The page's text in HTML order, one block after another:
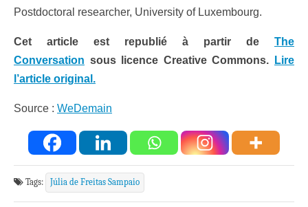
Postdoctoral researcher, University of Luxembourg.
Cet article est republié à partir de The
Conversation sous licence Creative Commons.
Lire
l’article original.
Source : WeDemain
Tags: Júlia de Freitas Sampaio